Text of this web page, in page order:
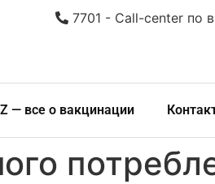
7701 - Call-center по
— все о вакцинации